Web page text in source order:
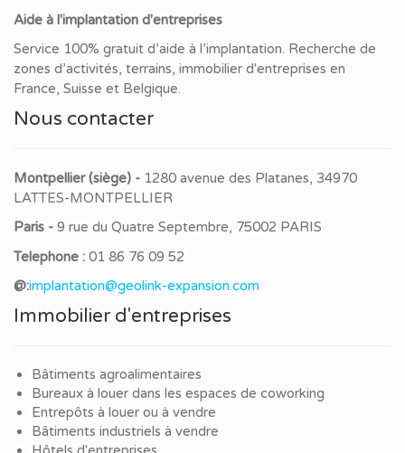
Aide à l'implantation d'entreprises
Service 100% gratuit d’aide à l’implantation. Recherche de
zones d’activités, terrains, immobilier d'entreprises en
France, Suisse et Belgique.
Nous contacter
Montpellier (siège) - 1280 avenue des Platanes, 34970
LATTES-MONTPELLIER
Paris - 9 rue du Quatre Septembre, 75002 PARIS
Telephone : 01 86 76 09 52
@:implantation@geolink-expansion.com
Immobilier d'entreprises
Bâtiments agroalimentaires
Bureaux à louer dans les espaces de coworking
Entrepôts à louer ou à vendre
Bâtiments industriels à vendre